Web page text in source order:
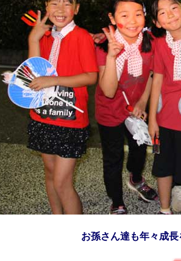
お孫さん達も年々成